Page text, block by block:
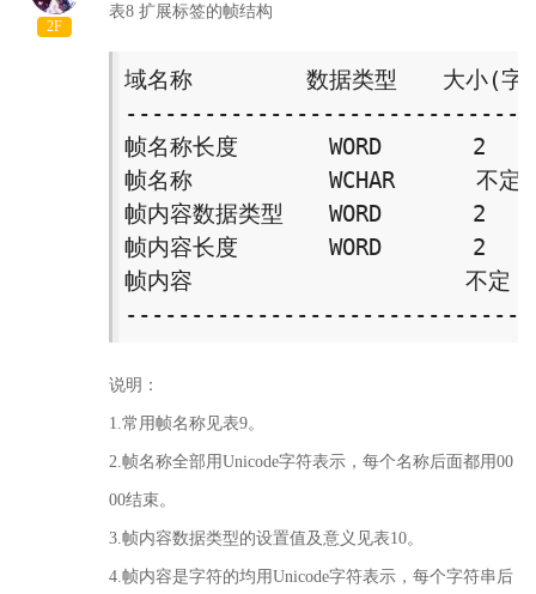
2F
表8 扩展标签的帧结构
域名称　　　　　数据类型　　大小(
帧名称长度　　　　WORD　　　　2
帧名称　　　　　　WCHAR　　　 不定
帧内容数据类型　　WORD　　　　2
帧内容长度　　　　WORD　　　　2
帧内容　　　　　　　　　　　　不定
说明：
1.常用帧名称见表9。
2.帧名称全部用Unicode字符表示，每个名称后面都用00
00结束。
3.帧内容数据类型的设置值及意义见表10。
4.帧内容是字符的均用Unicode字符表示，每个字符串后